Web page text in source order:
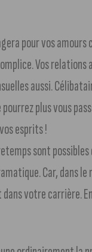
pour vos
Vos
aussi.
pourrez plus vous
esprits !
sont
Car, dans
dans votre carrière.